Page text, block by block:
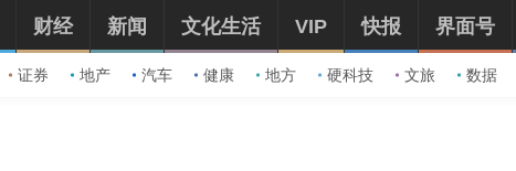
证券 地产 汽车 健康 地方 硬科技 文旅 数据
财经 新闻 文化生活 VIP 快报 界面号